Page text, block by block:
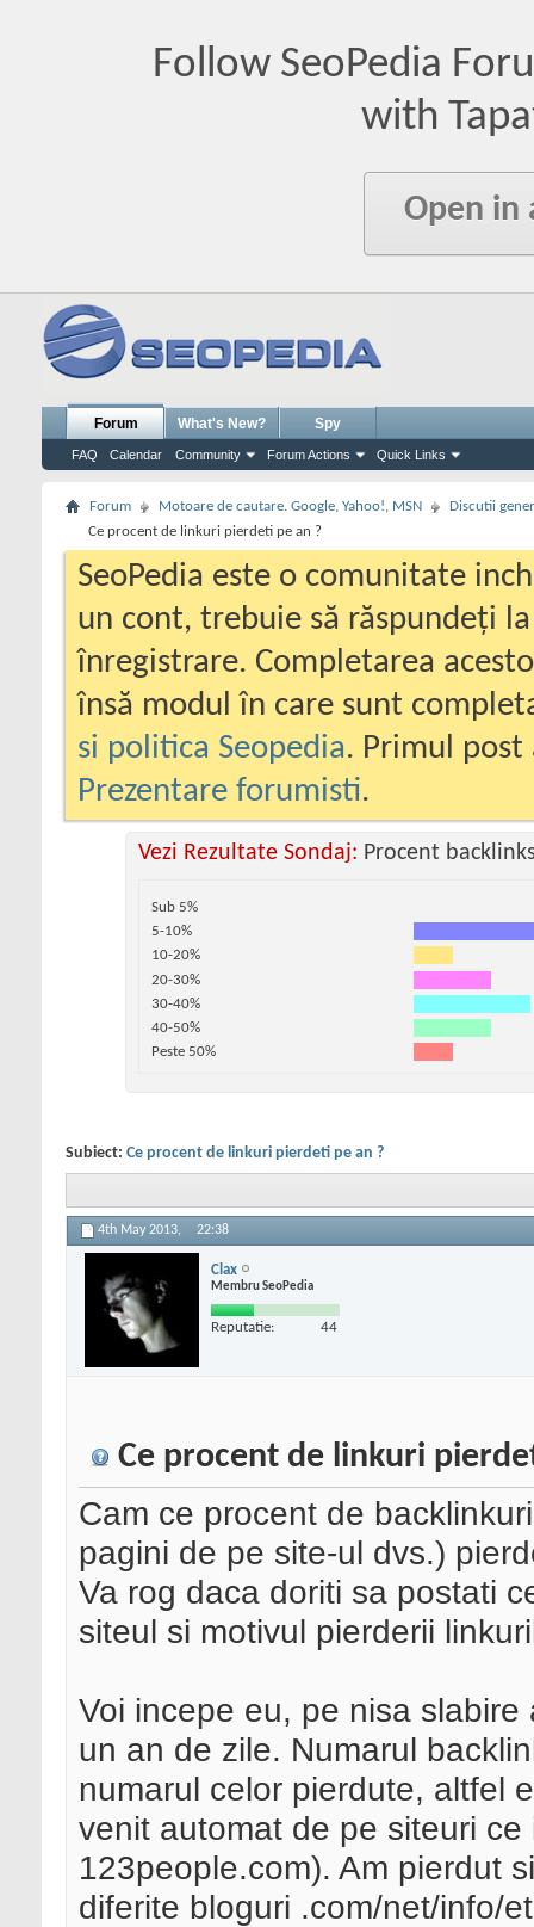
Follow SeoPedia
with
Open in
Forum
FAQ Calendar Community Forum Actions Quick Links
What's New? Spy
Forum Motoare de cautare. Google, Yahoo!, MSN
Discutii
Ce procent de linkuri pierdeti pe an ?
SeoPedia este o comunitate
un cont, trebuie să răspundeți
înregistrare. Completarea
însă modul în care sunt
si politica Seopedia. Primul
Prezentare forumisti.
Vezi Rezultate Sondaj: Procent
Sub 5%
5-10%
10-20%
20-30%
30-40%
40-50%
Peste 50%
Subiect: Ce procent de linkuri pierdeti pe an ?
4th May 2013, 22:38
Clax
Membru SeoPedia
Reputatie: 44
Ce procent de linkuri
Cam ce procent de
pagini de pe site-ul dvs.)
Va rog daca doriti sa postati
siteul si motivul pierderii
Voi incepe eu, pe nisa
un an de zile. Numarul
numarul celor pierdute, altfel
venit automat de pe siteuri
123people.com). Am pierdut
diferite bloguri .com/net/info/